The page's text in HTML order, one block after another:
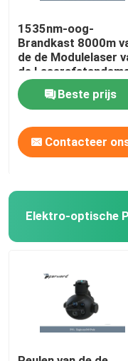
1535nm-oog-
Brandkast 8000m
de de Modulelaser
de
de Afstandsmodule
Beste prijs
Contacteer
Elektro-optische